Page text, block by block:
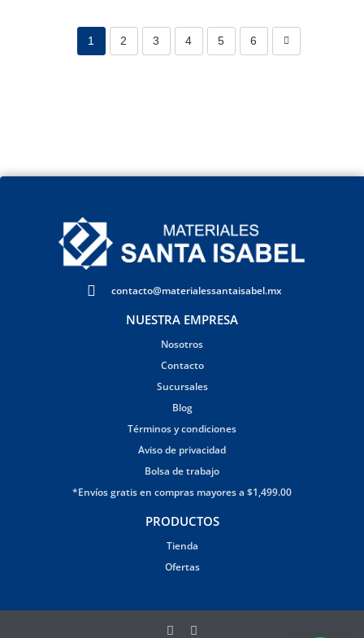
1 2 3 4 5 6
contacto@materialessantaisabel.mx
NUESTRA EMPRESA
Nosotros
Contacto
Sucursales
Blog
Términos y condiciones
Aviso de privacidad
Bolsa de trabajo
*Envíos gratis en compras mayores a $1,499.00
PRODUCTOS
Tienda
Ofertas